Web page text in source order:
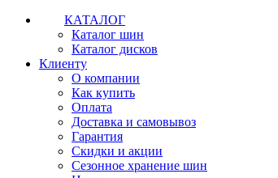
КАТАЛОГ
Каталог шин
Каталог дисков
Клиенту
О компании
Как купить
Оплата
Доставка и самовывоз
Гарантия
Скидки и акции
Сезонное хранение шин